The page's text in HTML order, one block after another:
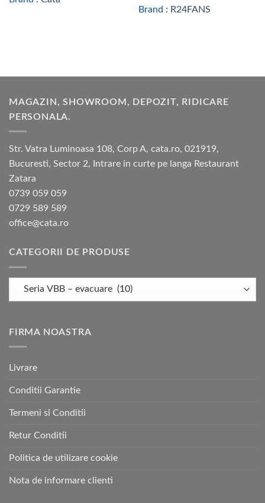
Brand : R24FANS
MAGAZIN, SHOWROOM, DEPOZIT, RIDICARE
PERSONALA.
Str. Vatra Luminoasa 108, Corp A, cata.ro, 021919,
Bucuresti, Sector 2, Intrare in curte pe langa Restaurant
Zatara
0739 059 059
0729 589 589
office@cata.ro
CATEGORII DE PRODUSE
FIRMA NOASTRA
Livrare
Conditii Garantie
Termeni si Conditii
Retur Conditii
Politica de utilizare cookie
Nota de informare clienti